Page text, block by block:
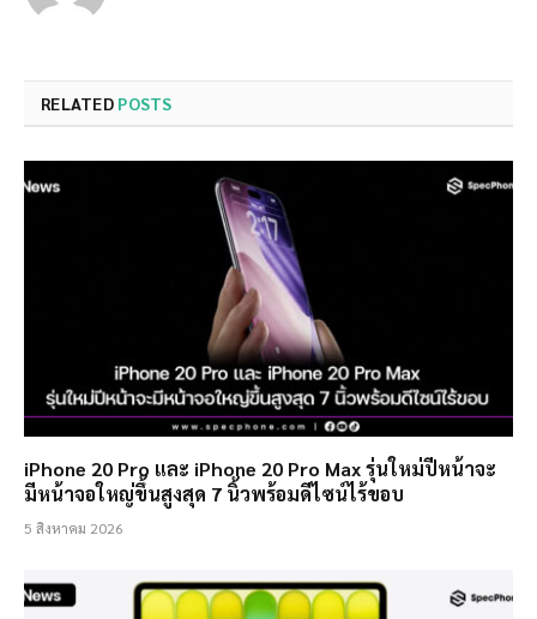
RELATED POSTS
iPhone 20 Pro และ iPhone 20 Pro Max รุ่นใหม่ปีหน้าจะ
มีหน้าจอใหญ่ขึ้นสูงสุด 7 นิ้วพร้อมดีไซน์ไร้ขอบ
5 สิงหาคม 2026